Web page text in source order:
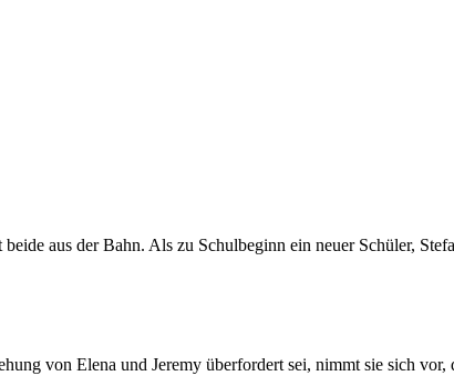
aus der Bahn. Als zu Schulbeginn ein neuer Schüler,
von Elena und Jeremy überfordert sei, nimmt sie sich